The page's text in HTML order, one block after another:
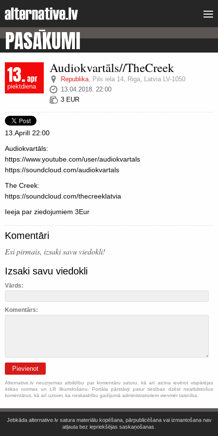
PASĀKUMI
13.apr
piektdiena
Audiokvartāls//TheCreek
Republika, Pils iela 14, Riga, Latvia LV-1050
13.04.2018. 22:00
3 EUR
13.Aprilī 22:00
Audiokvartāls:
https://www.youtube.com/user/audiokvartals
https://soundcloud.com/audiokvartals
The Creek:
https://soundcloud.com/thecreeklatvia
Ieeja par ziedojumiem 3Eur
Komentāri
Esi pirmais, izsaki savu viedokli!
Izsaki savu viedokli
Vārds:
Komentārs:
Pievienot
Alternative.lv neuzņemas atbildību par komentāru saturu, kā arī aicina ievērot vispārējas
ētikas normas un LR likumdošanu. Portāla pārstāvji patur tiesības dzēst neatbilstošus
komentārus, kā arī uzsver, ka neskaidrību gadījumā administratoriem vienmēr taisnība.
Jebkāda alternative.lv satura materiālu kopēšana, pārpublicēšana vai izmantošana nav
atļauta bez iepriekšējas saskaņošanas.